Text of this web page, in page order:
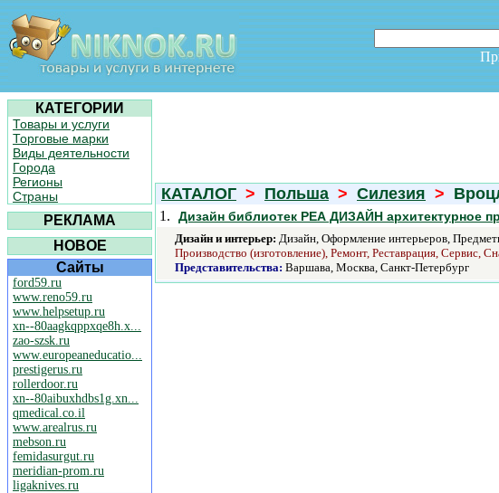
КАТЕГОРИИ
Товары и услуги
Торговые марки
Виды деятельности
Города
Регионы
Страны
РЕКЛАМА
НОВОЕ
Сайты
ford59.ru
www.reno59.ru
www.helpsetup.ru
xn--80aagkqppxqe8h.x...
zao-szsk.ru
www.europeaneducatio...
prestigerus.ru
rollerdoor.ru
xn--80aibuxhdbs1g.xn...
qmedical.co.il
www.arealrus.ru
mebson.ru
femidasurgut.ru
meridian-prom.ru
ligaknives.ru
КАТАЛОГ > Польша > Силезия >
1.
Дизайн библиотек РЕА ДИЗАЙН архитектурное
Дизайн и интерьер: Дизайн, Оформление интерьеров,
Производство (изготовление), Ремонт, Реставрация, Сервис,
Представительства: Варшава, Москва, Санкт-Петербург